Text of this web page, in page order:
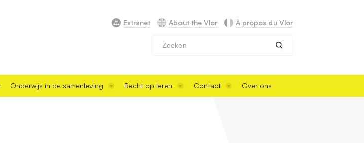
Extranet About the Vlor À propos du Vlor
Onderwijs in de samenleving Recht op leren Contact Over ons